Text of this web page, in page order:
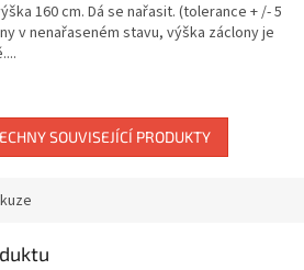
160 cm. Dá se nařasit. (tolerance + /- 5
v nenařaseném stavu, výška záclony je
SOUVISEJÍCÍ PRODUKTY